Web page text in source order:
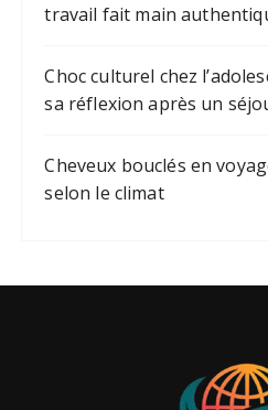
travail fait main
Choc culturel chez
sa réflexion après un
Cheveux bouclés en
selon le climat